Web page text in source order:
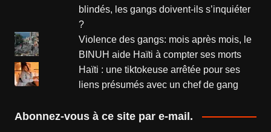
blindés, les gangs doivent-ils s’inquiéter
?
Violence des gangs: mois après mois, le
BINUH aide Haïti à compter ses morts
Haïti : une tiktokeuse arrêtée pour ses
liens présumés avec un chef de gang
Abonnez-vous à ce site par e-mail.